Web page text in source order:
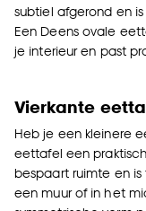
subtiel afgerond en
Een Deens ovale
je interieur en past
Vierkante
Heb je een kleinere
eettafel een
bespaart ruimte en
een muur of in het